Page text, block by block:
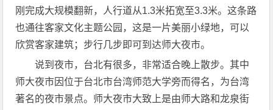
刚完成大规模翻新，人行道从1.3米拓宽至3.3米。这条路
也通往客家文化主题公园，这是一片美丽小绿地，可以
欣赏客家建筑；步行几步即可到达师大夜市。
说到夜市，台北有很多，非常适合晚上散步。其中
师大夜市因位于台北市台湾师范大学旁而得名，为台湾
著名的夜市景点。师大夜市大致上是由师大路和龙泉街